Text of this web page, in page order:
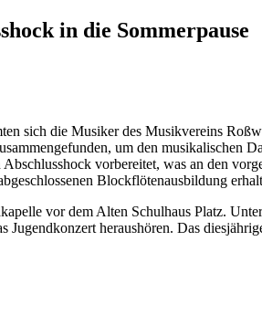
in die Sommerpause
sich die Musiker des Musikvereins
um den musikalischen
vorbereitet, was an den
Blockflötenausbildung
vor dem Alten Schulhaus Platz.
Jugendkonzert heraushören. Das